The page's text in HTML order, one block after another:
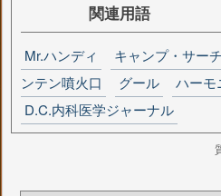
関連用語
Mr.ハンディ キャンプ・サー
ンテン噴火口
グール ハーモ
D.C.内科医学ジャーナル